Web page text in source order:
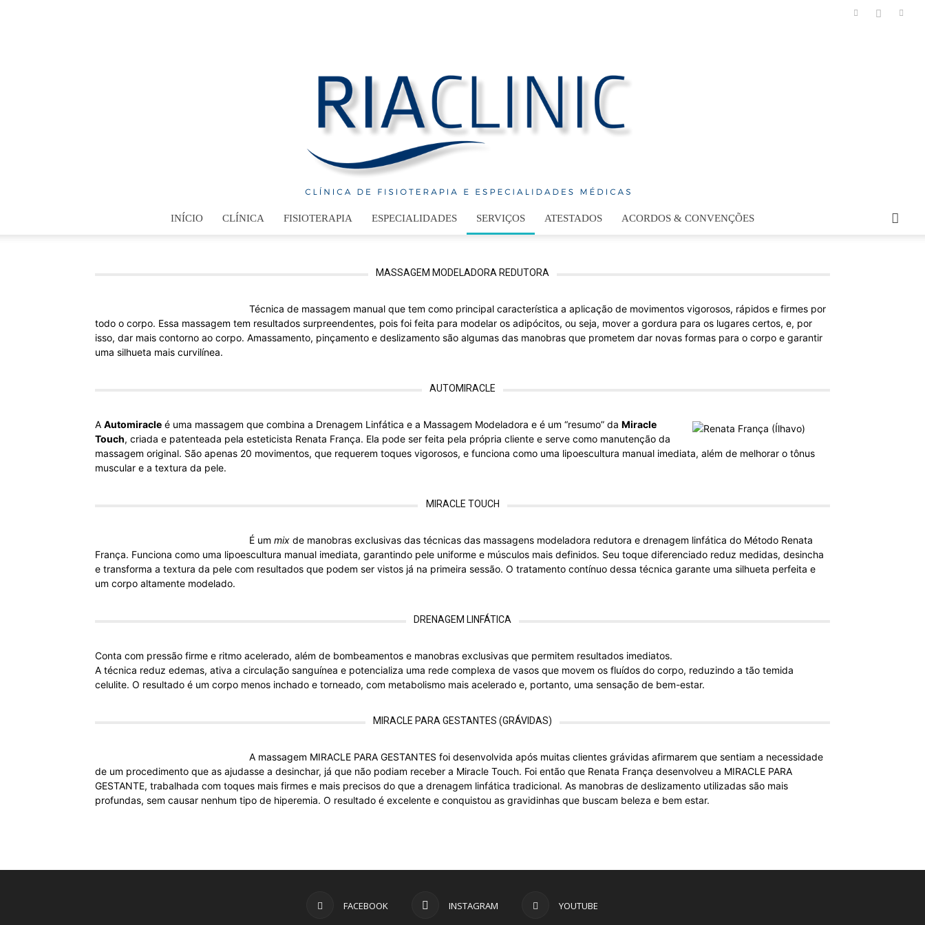
INÍCIO CLÍNICA FISIOTERAPIA ESPECIALIDADES SERVIÇOS ATESTADOS ACORDOS & CONVENÇÕES
MASSAGEM MODELADORA REDUTORA
Técnica de massagem manual que tem como principal característica a aplicação de movimentos vigorosos, rápidos e firmes por
todo o corpo. Essa massagem tem resultados surpreendentes, pois foi feita para modelar os adipócitos, ou seja, mover a gordura para os lugares certos, e, por
isso, dar mais contorno ao corpo. Amassamento, pinçamento e deslizamento são algumas das manobras que prometem dar novas formas para o corpo e garantir
uma silhueta mais curvilínea.
AUTOMIRACLE
A Automiracle é uma massagem que combina a Drenagem Linfática e a Massagem Modeladora e é um “resumo” da Miracle
Touch, criada e patenteada pela esteticista Renata França. Ela pode ser feita pela própria cliente e serve como manutenção da
massagem original. São apenas 20 movimentos, que requerem toques vigorosos, e funciona como uma lipoescultura manual imediata, além de melhorar o tônus
muscular e a textura da pele.
MIRACLE TOUCH
É um mix de manobras exclusivas das técnicas das massagens modeladora redutora e drenagem linfática do Método Renata
França. Funciona como uma lipoescultura manual imediata, garantindo pele uniforme e músculos mais definidos. Seu toque diferenciado reduz medidas, desincha
e transforma a textura da pele com resultados que podem ser vistos já na primeira sessão. O tratamento contínuo dessa técnica garante uma silhueta perfeita e
um corpo altamente modelado.
DRENAGEM LINFÁTICA
Conta com pressão firme e ritmo acelerado, além de bombeamentos e manobras exclusivas que permitem resultados imediatos.
A técnica reduz edemas, ativa a circulação sanguínea e potencializa uma rede complexa de vasos que movem os fluídos do corpo, reduzindo a tão temida
celulite. O resultado é um corpo menos inchado e torneado, com metabolismo mais acelerado e, portanto, uma sensação de bem-estar.
MIRACLE PARA GESTANTES (GRÁVIDAS)
A massagem MIRACLE PARA GESTANTES foi desenvolvida após muitas clientes grávidas afirmarem que sentiam a necessidade
de um procedimento que as ajudasse a desinchar, já que não podiam receber a Miracle Touch. Foi então que Renata França desenvolveu a MIRACLE PARA
GESTANTE, trabalhada com toques mais firmes e mais precisos do que a drenagem linfática tradicional. As manobras de deslizamento utilizadas são mais
profundas, sem causar nenhum tipo de hiperemia. O resultado é excelente e conquistou as gravidinhas que buscam beleza e bem estar.
FACEBOOK INSTAGRAM YOUTUBE